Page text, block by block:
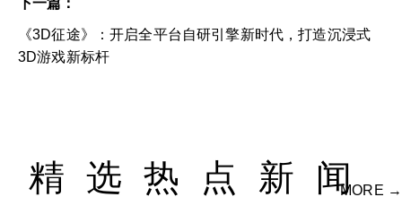
《3D征途》：开启全平台自研引擎新时代，打造沉浸式
3D游戏新标杆
精选热点新闻
MORE →